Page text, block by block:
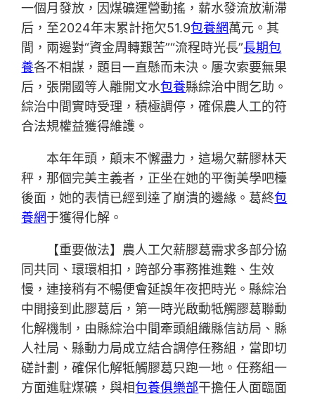
一個月發放，因煤礦運營動搖，薪水發流放漸滯
后，至2024年末累計拖欠51.9包養網萬元。其
間，兩邊對“資金周轉艱苦”“流程時光長”長期包
養各不相謀，題目一直懸而未決。屢次索要無果
后，張開國等人離開文水包養縣綜治中間乞助。
綜治中間實時受理，積極調停，確保農人工的符
合法規權益獲得維護。
本年年頭，顛末不懈盡力，這場欠薪膠林天
秤，那個完美主義者，正坐在她的平衡美學吧檯
後面，她的表情已經到達了崩潰的邊緣。葛終包
養網于獲得化解。
【重要做法】農人工欠薪膠葛需求多部分協
同共同、環環相扣，跨部分事務推進難、生效
慢，連接稍有不暢便會延誤年夜把時光。縣綜治
中間接到此膠葛后，第一時光啟動牴觸膠葛聯動
化解機制，由縣綜治中間牽頭組織縣信訪局、縣
人社局、縣動力局成立結合調停任務組，當即切
磋計劃，確保化解牴觸膠葛只跑一地。任務組一
方面進駐煤礦，與相包養俱樂部干擔任人面臨面